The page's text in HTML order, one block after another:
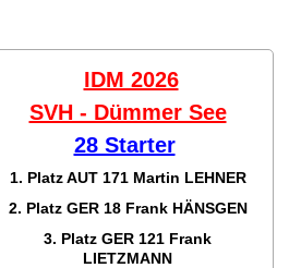
IDM 2026
SVH - Dümmer See
28 Starter
1. Platz AUT 171 Martin LEHNER
2. Platz GER 18 Frank HÄNSGEN
3. Platz GER 121 Frank
LIETZMANN